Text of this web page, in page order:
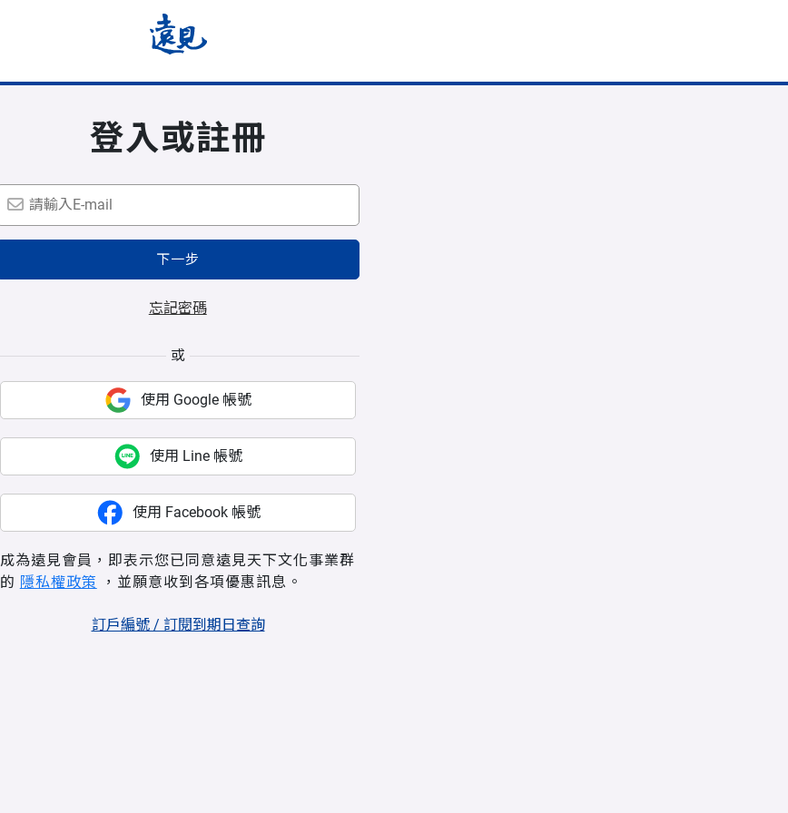
登入或註冊
下一步
忘記密碼
或
使用 Google 帳號
使用 Line 帳號
使用 Facebook 帳號
成為遠見會員，即表示您已同意遠見天下文化事業群
的 隱私權政策 ，並願意收到各項優惠訊息。
訂戶編號 / 訂閱到期日查詢